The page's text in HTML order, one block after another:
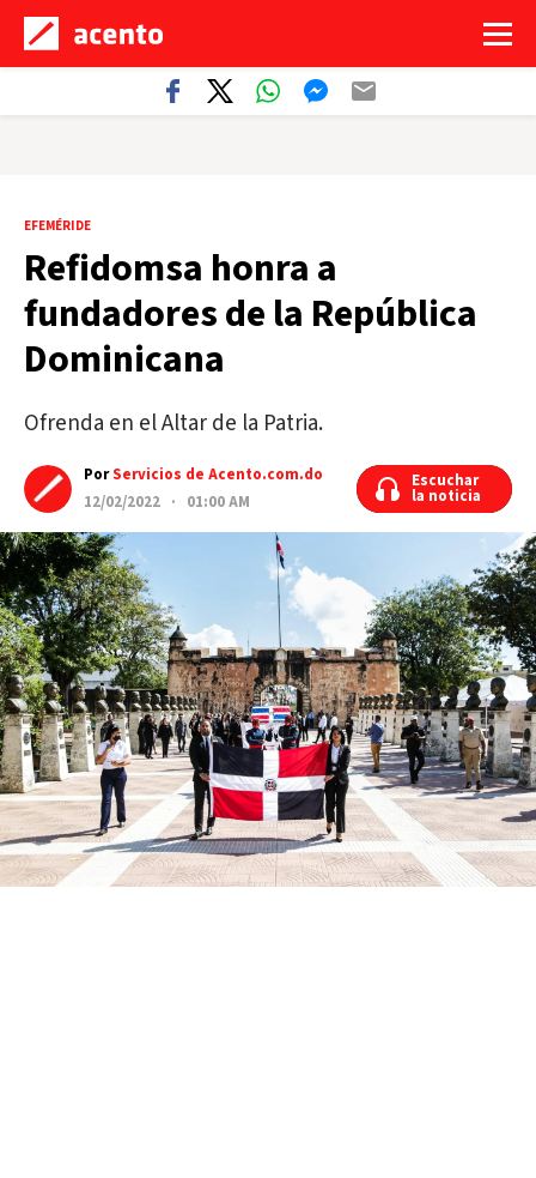
EFEMÉRIDE
Refidomsa honra a
fundadores de la República
Dominicana
Ofrenda en el Altar de la Patria.
PorServicios de Acento.com.do
12/02/2022 · 01:00 AM
Escuchar
la noticia
Escuchar
la noticia